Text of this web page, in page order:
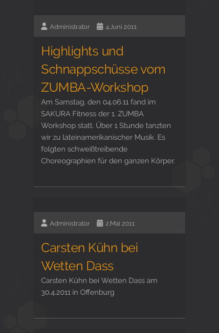
Aktiv für Ihre Gesundheit
Gesunde Ernährungsberatung
Administrator 4.Juni 2011
Highlights und
Schnappschüsse vom
ZUMBA-Workshop
Am Samstag, den 04.06.11 fand im
SAKURA Fitness der 1. ZUMBA
Workshop statt. Über 1 Stunde tanzten
wir zu lateinamerikanischer Musik. Es
folgten schweißtreibende
Choreographien für den ganzen Körper.
Administrator 2.Mai 2011
Carsten Kühn bei
Wetten Dass
Carsten Kühn bei Wetten Dass am
30.4.2011 in Offenburg